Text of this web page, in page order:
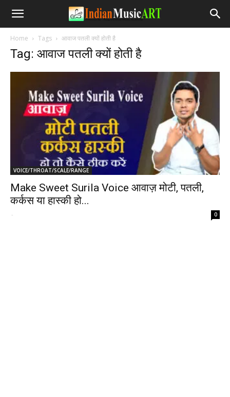
Home Tags आवाज पतली क्यों होती है
Tag: आवाज पतली क्यों होती है
VOICE/THROAT/SCALE/RANGE
Make Sweet Surila Voice आवाज़ मोटी, पतली,
कर्कस या हास्की हो...
- 0